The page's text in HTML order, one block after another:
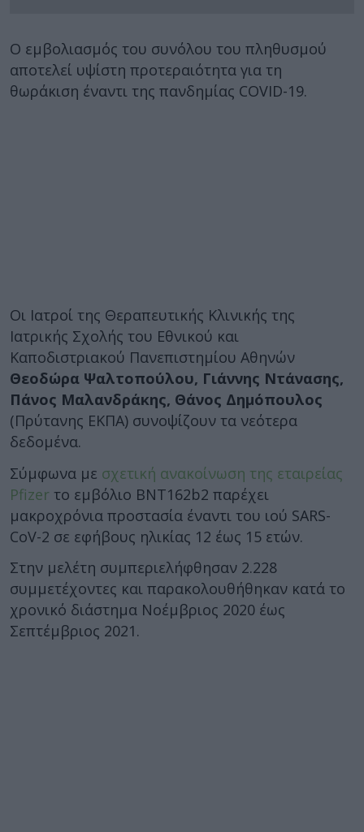
Ο εμβολιασμός του συνόλου του πληθυσμού
αποτελεί υψίστη προτεραιότητα για τη
θωράκιση έναντι της πανδημίας COVID-19.
Οι Ιατροί της Θεραπευτικής Κλινικής της
Ιατρικής Σχολής του Εθνικού και
Καποδιστριακού Πανεπιστημίου Αθηνών
Θεοδώρα Ψαλτοπούλου, Γιάννης Ντάνασης,
Πάνος Μαλανδράκης, Θάνος Δημόπουλος
(Πρύτανης ΕΚΠΑ) συνοψίζουν τα νεότερα
δεδομένα.
Σύμφωνα με σχετική ανακοίνωση της εταιρείας
Pfizer το εμβόλιο BNT162b2 παρέχει
μακροχρόνια προστασία έναντι του ιού SARS-
CoV-2 σε εφήβους ηλικίας 12 έως 15 ετών.
Στην μελέτη συμπεριελήφθησαν 2.228
συμμετέχοντες και παρακολουθήθηκαν κατά το
χρονικό διάστημα Νοέμβριος 2020 έως
Σεπτέμβριος 2021.